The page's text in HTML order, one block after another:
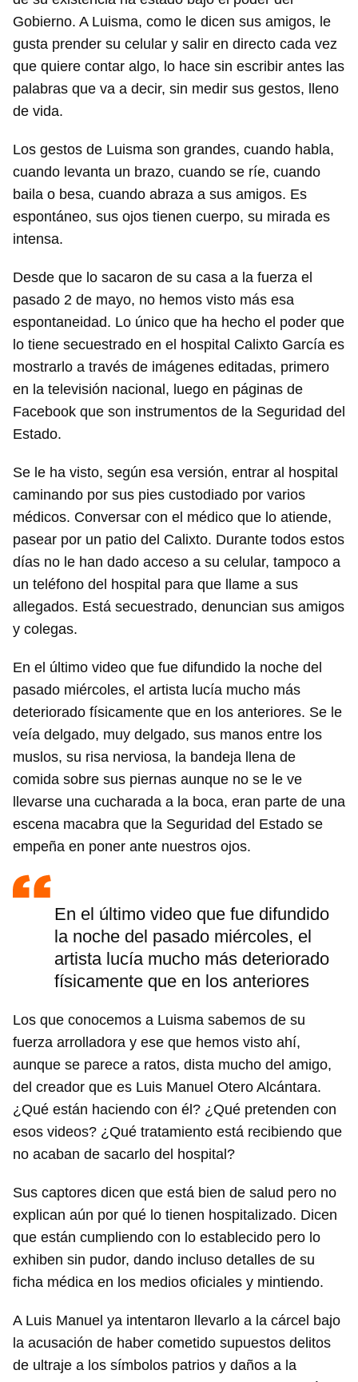
Gobierno. A Luisma, como le dicen sus amigos, le
gusta prender su celular y salir en directo cada vez
que quiere contar algo, lo hace sin escribir antes las
palabras que va a decir, sin medir sus gestos, lleno
de vida.
Los gestos de Luisma son grandes, cuando habla,
cuando levanta un brazo, cuando se ríe, cuando
baila o besa, cuando abraza a sus amigos. Es
espontáneo, sus ojos tienen cuerpo, su mirada es
intensa.
Desde que lo sacaron de su casa a la fuerza el
pasado 2 de mayo, no hemos visto más esa
espontaneidad. Lo único que ha hecho el poder que
lo tiene secuestrado en el hospital Calixto García es
mostrarlo a través de imágenes editadas, primero
en la televisión nacional, luego en páginas de
Facebook que son instrumentos de la Seguridad del
Estado.
Se le ha visto, según esa versión, entrar al hospital
caminando por sus pies custodiado por varios
médicos. Conversar con el médico que lo atiende,
pasear por un patio del Calixto. Durante todos estos
días no le han dado acceso a su celular, tampoco a
un teléfono del hospital para que llame a sus
allegados. Está secuestrado, denuncian sus amigos
y colegas.
En el último video que fue difundido la noche del
pasado miércoles, el artista lucía mucho más
deteriorado físicamente que en los anteriores. Se le
veía delgado, muy delgado, sus manos entre los
muslos, su risa nerviosa, la bandeja llena de
comida sobre sus piernas aunque no se le ve
llevarse una cucharada a la boca, eran parte de una
escena macabra que la Seguridad del Estado se
empeña en poner ante nuestros ojos.
En el último video que fue difundido
la noche del pasado miércoles, el
artista lucía mucho más deteriorado
físicamente que en los anteriores
Los que conocemos a Luisma sabemos de su
fuerza arrolladora y ese que hemos visto ahí,
aunque se parece a ratos, dista mucho del amigo,
del creador que es Luis Manuel Otero Alcántara.
¿Qué están haciendo con él? ¿Qué pretenden con
esos videos? ¿Qué tratamiento está recibiendo que
no acaban de sacarlo del hospital?
Sus captores dicen que está bien de salud pero no
explican aún por qué lo tienen hospitalizado. Dicen
que están cumpliendo con lo establecido pero lo
exhiben sin pudor, dando incluso detalles de su
ficha médica en los medios oficiales y mintiendo.
A Luis Manuel ya intentaron llevarlo a la cárcel bajo
la acusación de haber cometido supuestos delitos
de ultraje a los símbolos patrios y daños a la